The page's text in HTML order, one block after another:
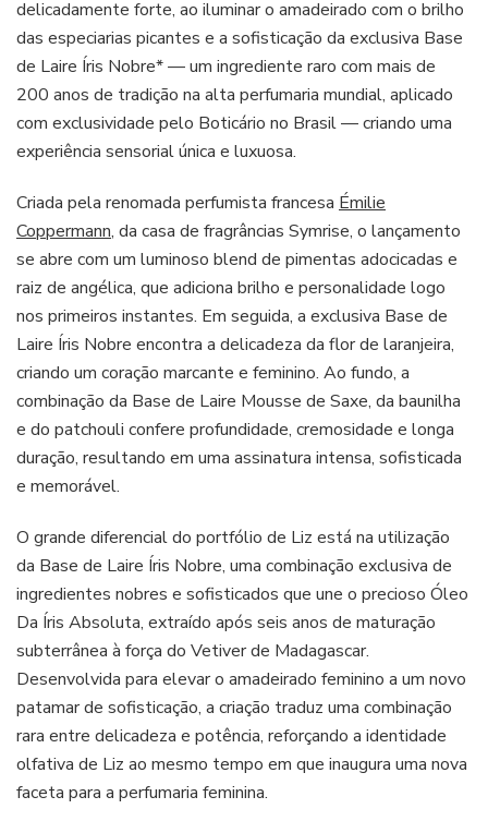
delicadamente forte, ao iluminar o amadeirado com o brilho
das especiarias picantes e a sofisticação da exclusiva Base
de Laire Íris Nobre* — um ingrediente raro com mais de
200 anos de tradição na alta perfumaria mundial, aplicado
com exclusividade pelo Boticário no Brasil — criando uma
experiência sensorial única e luxuosa.
Criada pela renomada perfumista francesa Émilie
Coppermann, da casa de fragrâncias Symrise, o lançamento
se abre com um luminoso blend de pimentas adocicadas e
raiz de angélica, que adiciona brilho e personalidade logo
nos primeiros instantes. Em seguida, a exclusiva Base de
Laire Íris Nobre encontra a delicadeza da flor de laranjeira,
criando um coração marcante e feminino. Ao fundo, a
combinação da Base de Laire Mousse de Saxe, da baunilha
e do patchouli confere profundidade, cremosidade e longa
duração, resultando em uma assinatura intensa, sofisticada
e memorável.
O grande diferencial do portfólio de Liz está na utilização
da Base de Laire Íris Nobre, uma combinação exclusiva de
ingredientes nobres e sofisticados que une o precioso Óleo
Da Íris Absoluta, extraído após seis anos de maturação
subterrânea à força do Vetiver de Madagascar.
Desenvolvida para elevar o amadeirado feminino a um novo
patamar de sofisticação, a criação traduz uma combinação
rara entre delicadeza e potência, reforçando a identidade
olfativa de Liz ao mesmo tempo em que inaugura uma nova
faceta para a perfumaria feminina.